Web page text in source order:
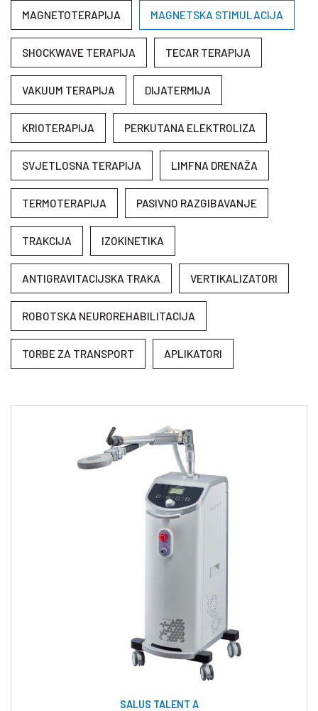
MAGNETOTERAPIJA MAGNETSKA STIMULACIJA
SHOCKWAVE TERAPIJA TECAR TERAPIJA
VAKUUM TERAPIJA DIJATERMIJA
KRIOTERAPIJA PERKUTANA ELEKTROLIZA
SVJETLOSNA TERAPIJA LIMFNA DRENAŽA
TERMOTERAPIJA PASIVNO RAZGIBAVANJE
TRAKCIJA IZOKINETIKA
ANTIGRAVITACIJSKA TRAKA VERTIKALIZATORI
ROBOTSKA NEUROREHABILITACIJA
TORBE ZA TRANSPORT APLIKATORI
SALUS TALENT A